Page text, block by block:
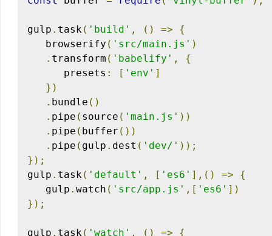
gulp . task( 'build' , () =>
{
   browserify
( 'src/main.js' )
. transform ( 'babelify' ,
{
      presets
: [ 'env' ]
})
. bundle ()
. pipe ( source ( 'main.js' ))
. pipe ( buffer ())
. pipe ( gulp . dest ( 'dev/' ));
});
gulp . task( 'default' , [ 'es6' ],() =>
{
   gulp
. watch ( 'src/app.js' ,[ 'es6' ])
});
gulp . task( 'watch' , () =>
{